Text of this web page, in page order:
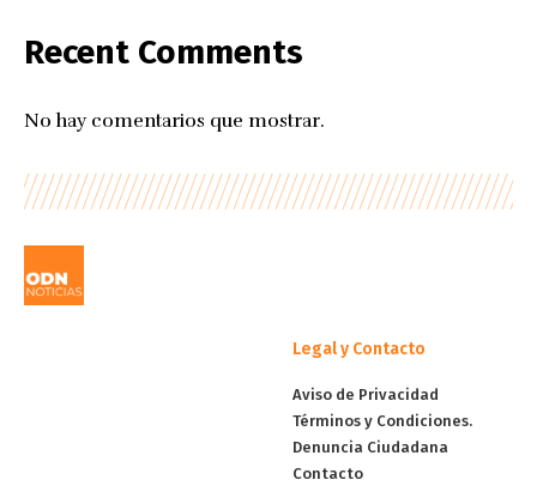
Recent Comments
No hay comentarios que mostrar.
Legal y Contacto
Aviso de Privacidad
Términos y Condiciones.
Denuncia Ciudadana
Contacto